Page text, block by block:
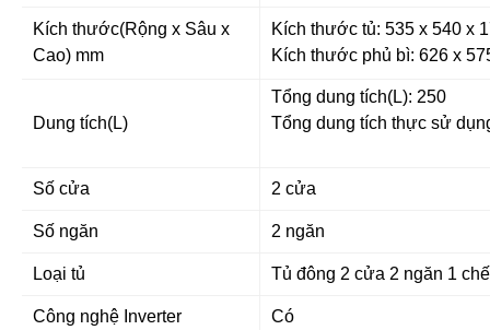
Kích thước(Rộng x Sâu x
Cao) mm
Kích thước tủ: 535 x 540 x
Kích thước phủ bì: 626 x
Dung tích(L)
Tổng dung tích(L): 250
Tổng dung tích thực sử
Số cửa 2 cửa
Số ngăn 2 ngăn
Loại tủ Tủ đông 2 cửa 2 ngăn 1
Công nghệ Inverter Có